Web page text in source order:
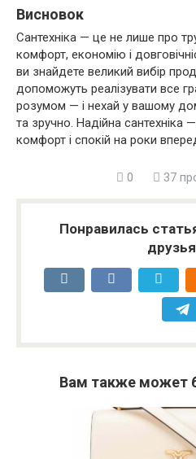
Висновок
Сантехніка — це не лише про
комфорт, економію і
ви знайдете великий вибір
допоможуть реалізувати все
розумом — і нехай у вашому
та зручно. Надійна сантехніка
комфорт і спокій на роки
0 37
Понравилась
Вам также может